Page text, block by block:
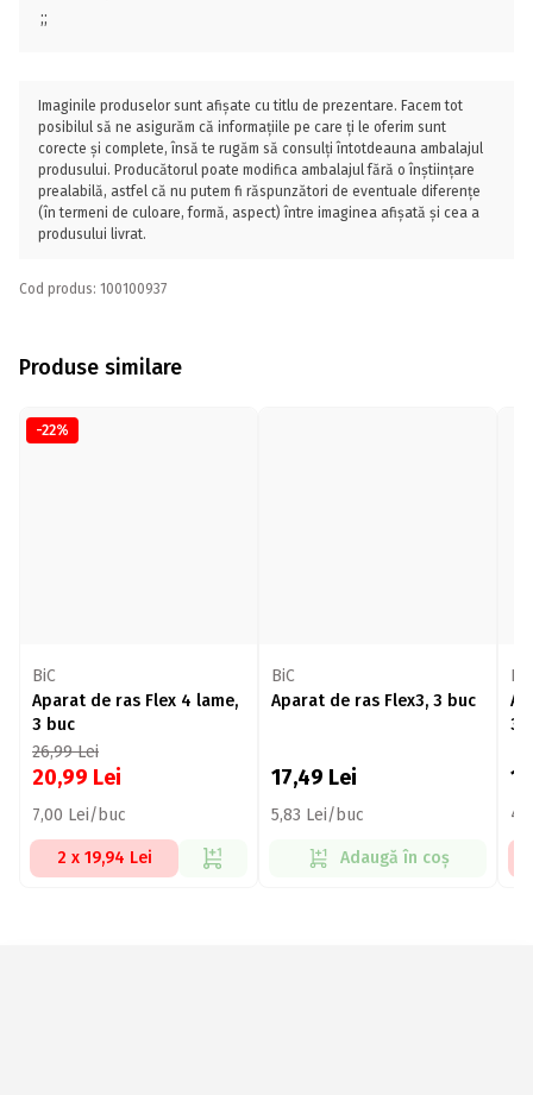
;;
Imaginile produselor sunt afișate cu titlu de prezentare. Facem tot
posibilul să ne asigurăm că informațiile pe care ți le oferim sunt
corecte și complete, însă te rugăm să consulți întotdeauna ambalajul
produsului. Producătorul poate modifica ambalajul fără o înștiințare
prealabilă, astfel că nu putem fi răspunzători de eventuale diferențe
(în termeni de culoare, formă, aspect) între imaginea afișată și cea a
produsului livrat.
Cod produs: 100100937
Produse similare
-22%
BiC
Aparat de ras Flex 4 lame,
3 buc
26,99Lei
20,99 Lei
7,00 Lei/buc
2 x 19,94 Lei
BiC
Aparat de ras Flex3, 3 buc
17,49 Lei
5,83 Lei/buc
Adaugă în coș
BiC